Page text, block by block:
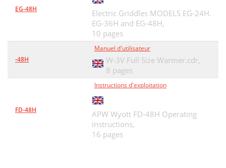
EG-48H
Electric Griddles MODELS EG-24H.
EG-36H and EG-48H,
10 pages
-48H
Manuel d'utilisateur
W-3V Full Size Warmer.cdr,
8 pages
FD-48H
Instructions d'exploitation
APW Wyott FD-48H Operating
instructions,
16 pages